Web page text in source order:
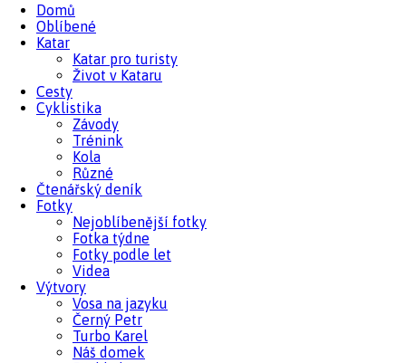
Domů
Oblíbené
Katar
Katar pro turisty
Život v Kataru
Cesty
Cyklistika
Závody
Trénink
Kola
Různé
Čtenářský deník
Fotky
Nejoblíbenější fotky
Fotka týdne
Fotky podle let
Videa
Výtvory
Vosa na jazyku
Černý Petr
Turbo Karel
Náš domek